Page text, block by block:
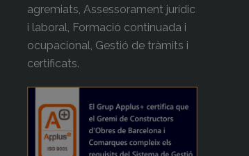
agremiats, Assessorament jurídic
i laboral, Formació continuada i
ocupacional, Gestió de tràmits i
certificats.